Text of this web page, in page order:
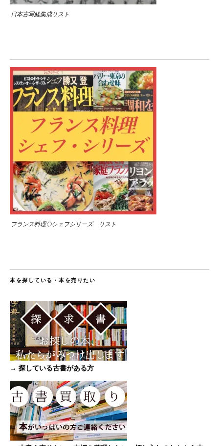
日本古写経集成リスト
フランス料理◇シェフシリーズ リスト
本を探している・本を売りたい
→ 探している古書がある方